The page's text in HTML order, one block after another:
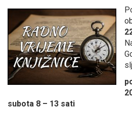
subota 8 – 13 sati